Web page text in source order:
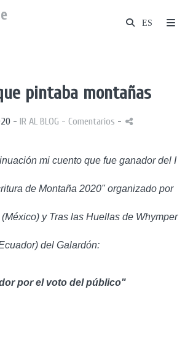
pintaba montañas
- IR AL BLOG - Comentarios -
mi cuento que fue ganador del I
de Montaña 2020" organizado por
y Tras las Huellas de Whymper
del Galardón:
por el voto del público"